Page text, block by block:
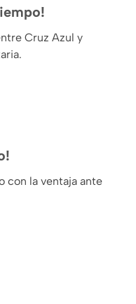
Cruz Azul y
con la ventaja ante